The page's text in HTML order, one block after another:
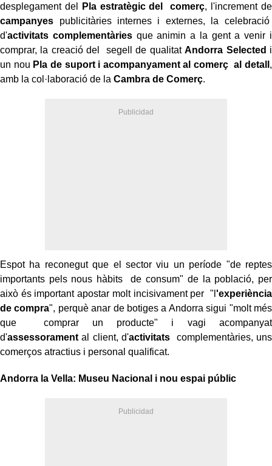
desplegament del
Pla estratègic del comerç, l'increment de
campanyes publicitàries internes i externes, la celebració
d'activitats complementàries que animin a la gent a venir i
comprar, la creació del segell de qualitatAndorra Selected i
un nou Pla de suport i acompanyament al comerç al detall ,
amb la col·laboració de la Cambra de Comerç.
Espot ha reconegut que el sector viu un període "de reptes
importants pels nous hàbits de consum" de la població, per
això és important apostar molt incisivament per "l 'experiència
de compra", perquè anar de botiges a Andorra sigui "molt més
que comprar un producte" i vagi acompanyat
d'assessoramental client, d'activitats complementàries, uns
comerços atractius i personal qualificat.
Andorra la Vella: Museu Nacional i nou espai públic